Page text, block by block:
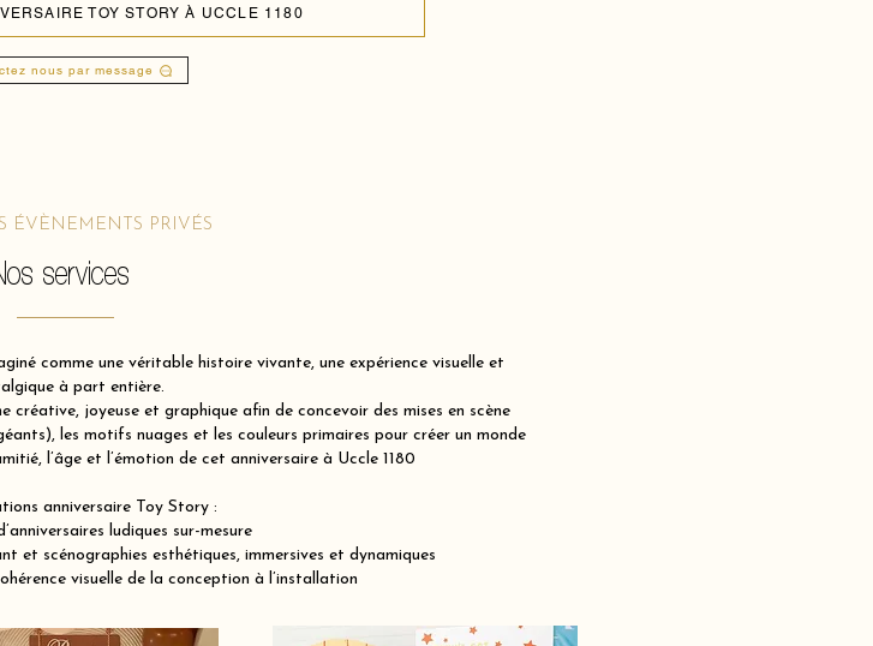
TOY STORY À UCCLE 1180
nous par message
ÉVÈNEMENTS PRIVÉS
services
comme une véritable histoire vivante, une expérience visuelle et
à part entière.
créative, joyeuse et graphique afin de concevoir des mises en scène
les motifs nuages et les couleurs primaires pour créer un monde
l’âge et l’émotion de cet anniversaire à Uccle 1180
anniversaire Toy Story :
ludiques sur-mesure
et scénographies esthétiques, immersives et dynamiques
visuelle de la conception à l’installation